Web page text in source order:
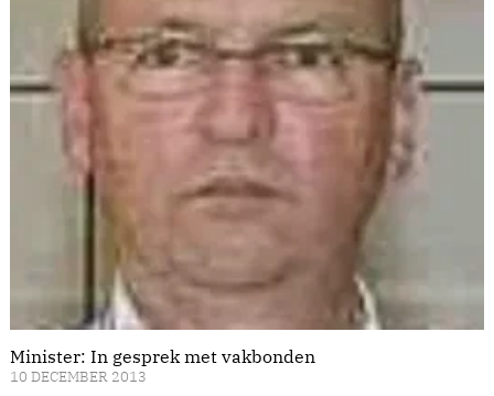
Minister: In gesprek met vakbonden
10 DECEMBER 2013